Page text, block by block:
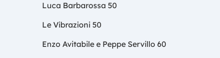
Luca Barbarossa 50
Le Vibrazioni 50
Enzo Avitabile e Peppe Servillo 60